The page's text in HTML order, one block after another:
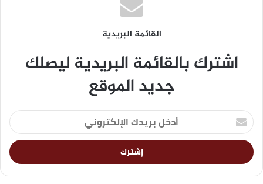
القائمة البريدية
اشترك بالقائمة البريدية ليصلك
جديد الموقع